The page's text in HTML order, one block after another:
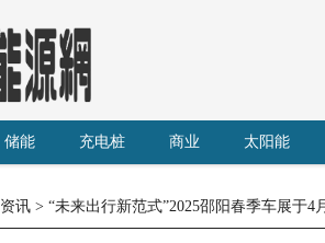
储能 充电桩 商业 太阳能
资讯 > “未来出行新范式”2025邵阳春季车展于4